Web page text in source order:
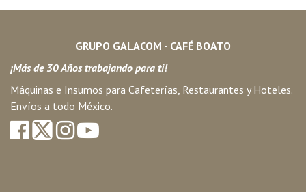
GRUPO GALACOM - CAFÉ BOATO
¡Más de 30 Años trabajando para ti!
Máquinas e Insumos para Cafeterías, Restaurantes y Hoteles.
Envíos a todo México.